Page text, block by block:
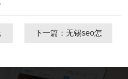
下一篇：无锡seo怎